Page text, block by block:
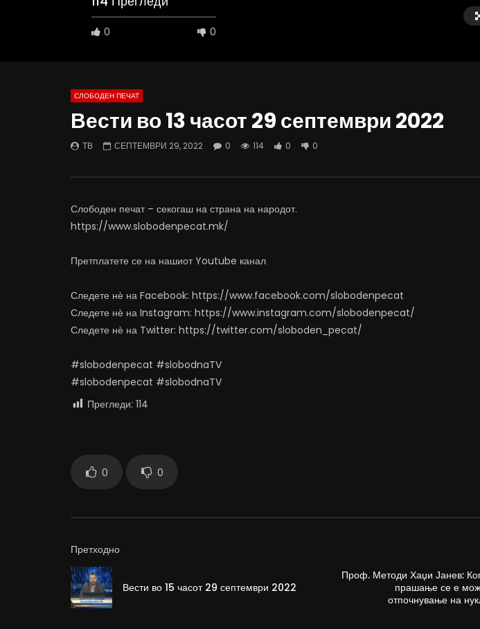
0 0
02:08
0
312 0 0
37:25
СЛОБОДЕН ПЕЧАТ
Вести во 13 часот 29 септември 2022
ТВ СЕПТЕМВРИ 29, 2022 0 114 0 0
Слободен печат – секогаш на страна на народот.
https://www.slobodenpecat.mk/
Претплатете се на нашиот Youtube канал
Следете нѐ на Facebook: https://www.facebook.com/slobodenpecat
Следете нѐ на Instagram: https://www.instagram.com/slobodenpecat/
Следете нѐ на Twitter: https://twitter.com/sloboden_pecat/
#slobodenpecat #slobodnaTV
#slobodenpecat #slobodnaTV
Прегледи: 114
0 0
Претходно
Вести во 15 часот 29 септември 2022
Проф. Методи Хаџи Јанев:
прашање се е
отпочнување на